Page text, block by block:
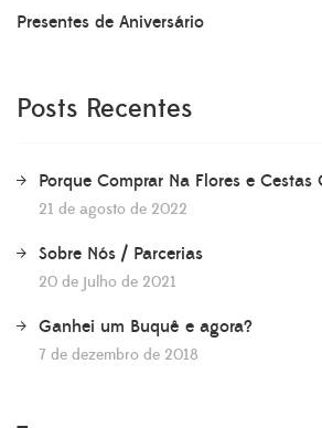
Presentes de Aniversário
Posts Recentes
Porque Comprar Na Flores e Cestas
21 de agosto de 2022
Sobre Nós / Parcerias
20 de julho de 2021
Ganhei um Buquê e agora?
7 de dezembro de 2018